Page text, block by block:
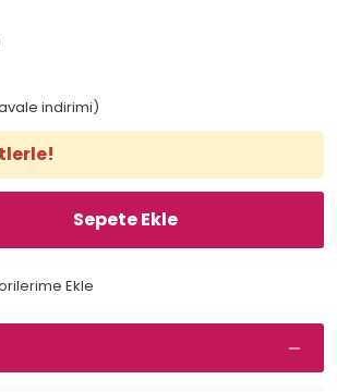
indirimi)
Sepete Ekle